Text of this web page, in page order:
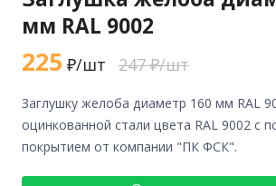
мм RAL 9002
225 ₽/шт 247 ₽/шт
заглушку желоба диаметр 160 мм RAL 9002 из
оцинкованной стали цвета RAL 9002 с
покрытием от компании "ПК ФСК".